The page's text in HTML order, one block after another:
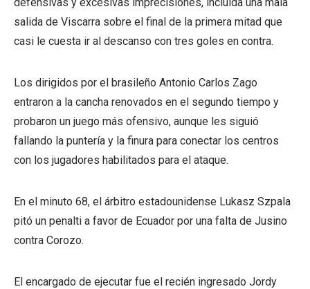
salida de Viscarra sobre el final de la primera mitad que
casi le cuesta ir al descanso con tres goles en contra.
Los dirigidos por el brasileño Antonio Carlos Zago
entraron a la cancha renovados en el segundo tiempo y
probaron un juego más ofensivo, aunque les siguió
fallando la puntería y la finura para conectar los centros
con los jugadores habilitados para el ataque.
En el minuto 68, el árbitro estadounidense Lukasz Szpala
pitó un penalti a favor de Ecuador por una falta de Jusino
contra Corozo.
El encargado de ejecutar fue el recién ingresado Jordy